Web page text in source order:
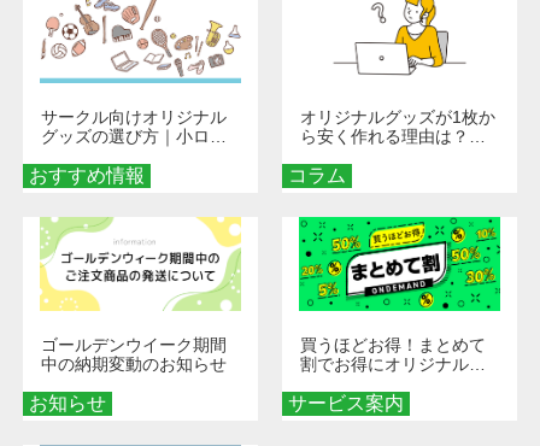
おすすめ情報
サークル向けオリジナル
グッズの選び方｜小ロッ
める秘訣
コラム
オリジナルグッズが1枚か
ら安く作れる理由は？オ
とメリットを解説
お知らせ
ゴールデンウイーク期間
中の納期変動のお知らせ
サービス案内
買うほどお得！まとめて
割でお得にオリジナルグ